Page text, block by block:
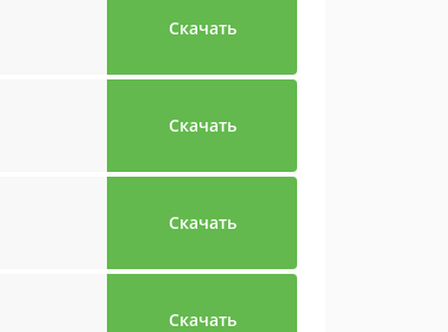
Скачать
Скачать
Скачать
Скачать